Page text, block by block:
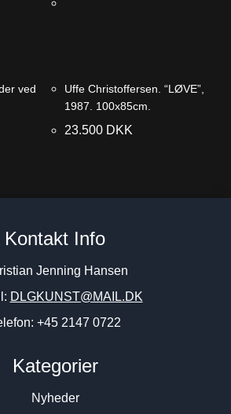
ved
Uffe Christoffersen. “LØVE”,
1987. 100x85cm.
23.500 DKK
Kontakt Info
Jenning Hansen
DLGKUNST@MAIL.DK
+45 2147 0722
Kategorier
Nyheder